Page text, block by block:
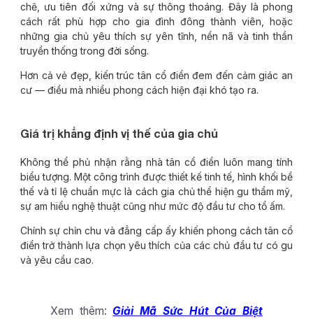
chẽ, ưu tiên đối xứng và sự thông thoáng. Đây là phong
cách rất phù hợp cho gia đình đông thành viên, hoặc
những gia chủ yêu thích sự yên tĩnh, nền nã và tinh thần
truyền thống trong đời sống.
Hơn cả vẻ đẹp, kiến trúc tân cổ điển đem đến cảm giác an
cư — điều mà nhiều phong cách hiện đại khó tạo ra.
Giá trị khẳng định vị thế của gia chủ
Không thể phủ nhận rằng nhà tân cổ điển luôn mang tính
biểu tượng. Một công trình được thiết kế tinh tế, hình khối bề
thế và tỉ lệ chuẩn mực là cách gia chủ thể hiện gu thẩm mỹ,
sự am hiểu nghệ thuật cũng như mức độ đầu tư cho tổ ấm.
Chính sự chỉn chu và đẳng cấp ấy khiến phong cách tân cổ
điển trở thành lựa chọn yêu thích của các chủ đầu tư có gu
và yêu cầu cao.
Xem thêm:Giải Mã Sức Hút Của Biệt